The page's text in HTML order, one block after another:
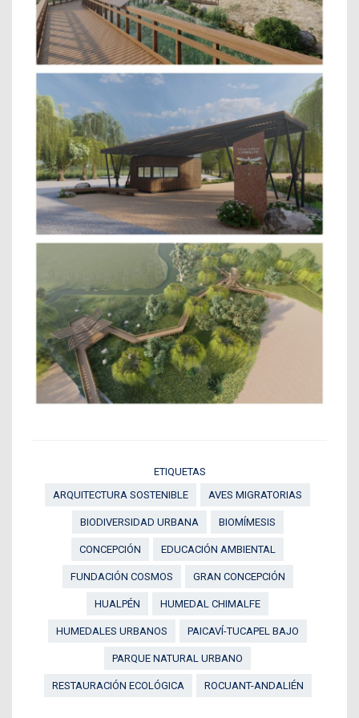
ETIQUETAS
ARQUITECTURA SOSTENIBLE
AVES MIGRATORIAS
BIODIVERSIDAD URBANA BIOMÍMESIS
CONCEPCIÓN EDUCACIÓN AMBIENTAL
FUNDACIÓN COSMOS GRAN CONCEPCIÓN
HUALPÉN HUMEDAL CHIMALFE
HUMEDALES URBANOS PAICAVÍ-TUCAPEL BAJO
PARQUE NATURAL URBANO
RESTAURACIÓN ECOLÓGICA ROCUANT-ANDALIÉN